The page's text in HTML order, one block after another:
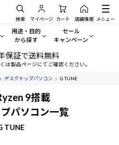
検索 マイページ カート 店舗情報 メニュー
すべてみる
用途・目的
から探す
一般向けパソコン
ゲーミングPC・ゲーム向けパソコン
クリエイティブ向け
ビジネス向けパソコン
セール
キャンペーン
セール・キャンペー
期間限定セール
アウトレットパソコン
保証で送料無料
は製品ページにてご確認ください。
デスクトップパソコン G TUNE
9搭載
パソコン一覧
TUNE